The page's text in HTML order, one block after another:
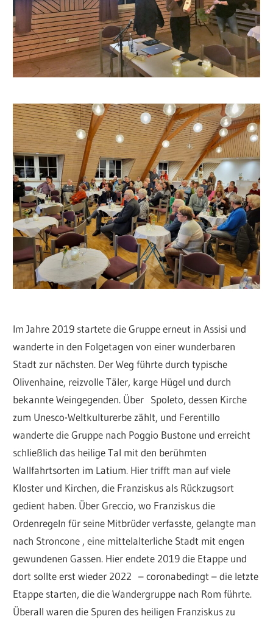
Im Jahre 2019 startete die Gruppe erneut in Assisi und
wanderte in den Folgetagen von einer wunderbaren
Stadt zur nächsten. Der Weg führte durch typische
Olivenhaine, reizvolle Täler, karge Hügel und durch
bekannte Weingegenden. Über Spoleto, dessen Kirche
zum Unesco-Weltkulturerbe zählt, und Ferentillo
wanderte die Gruppe nach Poggio Bustone und erreicht
schließlich das heilige Tal mit den berühmten
Wallfahrtsorten im Latium. Hier trifft man auf viele
Kloster und Kirchen, die Franziskus als Rückzugsort
gedient haben. Über Greccio, wo Franziskus die
Ordenregeln für seine Mitbrüder verfasste, gelangte man
nach Stroncone , eine mittelalterliche Stadt mit engen
gewundenen Gassen. Hier endete 2019 die Etappe und
dort sollte erst wieder 2022 – coronabedingt – die letzte
Etappe starten, die die Wandergruppe nach Rom führte.
Überall waren die Spuren des heiligen Franziskus zu